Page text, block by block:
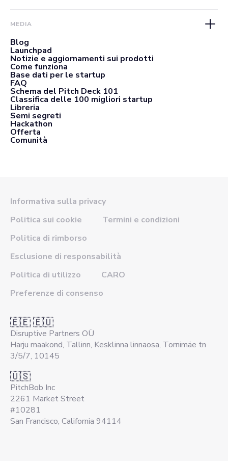
MEDIA
Blog
Launchpad
Notizie e aggiornamenti sui prodotti
Come funziona
Base dati per le startup
FAQ
Schema del Pitch Deck 101
Classifica delle 100 migliori startup
Libreria
Semi segreti
Hackathon
Offerta
Comunità
Informativa sulla privacy
Politica sui cookie
Termini e condizioni
Politica di rimborso
Esclusione di responsabilità
Politica di utilizzo
CARO
Preferenze di consenso
🇪🇪 🇪🇺
Disruptive Partners OÜ
Harju maakond, Tallinn, Kesklinna linnaosa, Tornimäe tn
3/5/7, 10145
🇺🇸
PitchBob Inc
2261 Market Street
#10281
San Francisco, California 94114